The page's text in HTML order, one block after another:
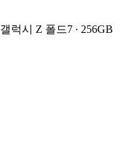
갤럭시 Z 폴드7 ∙ 256GB